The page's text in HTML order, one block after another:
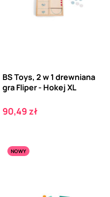
BS Toys, 2 w 1 drewniana
gra Fliper - Hokej XL
Cena
90,49 zł
NOWY